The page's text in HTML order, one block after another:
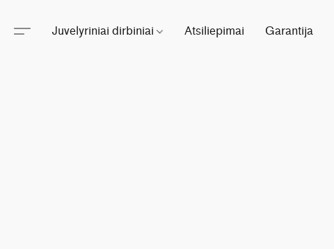
Juvelyriniai dirbiniai Atsiliepimai Garantija